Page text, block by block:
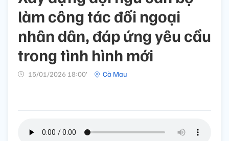
làm công tác đối ngoại
nhân dân, đáp ứng yêu cầu
trong tình hình mới
15/01/2026 18:00’ Cà Mau